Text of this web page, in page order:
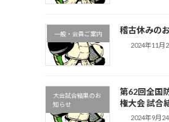
一般・会員ご案内 稽古休みの
2024年11月
大会試合結果のお
知らせ
第62回全国
権大会 試合
2024年9月